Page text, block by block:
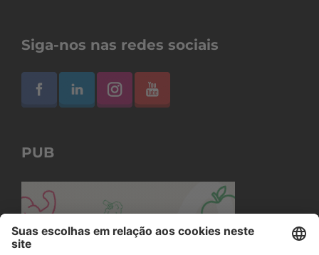
Siga-nos nas redes sociais
PUB